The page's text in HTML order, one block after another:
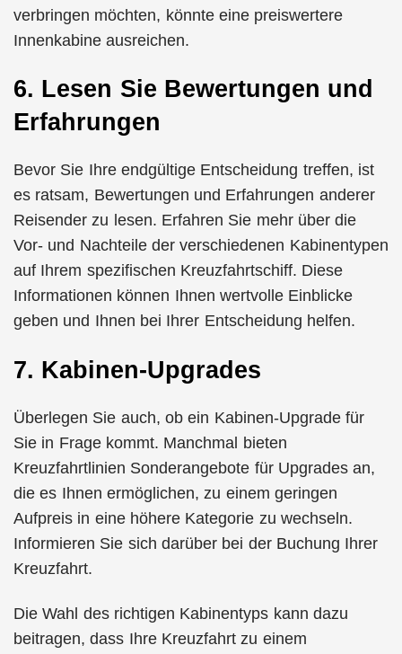
verbringen möchten, könnte eine preiswertere
Innenkabine ausreichen.
6. Lesen Sie Bewertungen und
Erfahrungen
Bevor Sie Ihre endgültige Entscheidung treffen, ist
es ratsam, Bewertungen und Erfahrungen anderer
Reisender zu lesen. Erfahren Sie mehr über die
Vor- und Nachteile der verschiedenen Kabinentypen
auf Ihrem spezifischen Kreuzfahrtschiff. Diese
Informationen können Ihnen wertvolle Einblicke
geben und Ihnen bei Ihrer Entscheidung helfen.
7. Kabinen-Upgrades
Überlegen Sie auch, ob ein Kabinen-Upgrade für
Sie in Frage kommt. Manchmal bieten
Kreuzfahrtlinien Sonderangebote für Upgrades an,
die es Ihnen ermöglichen, zu einem geringen
Aufpreis in eine höhere Kategorie zu wechseln.
Informieren Sie sich darüber bei der Buchung Ihrer
Kreuzfahrt.
Die Wahl des richtigen Kabinentyps kann dazu
beitragen, dass Ihre Kreuzfahrt zu einem